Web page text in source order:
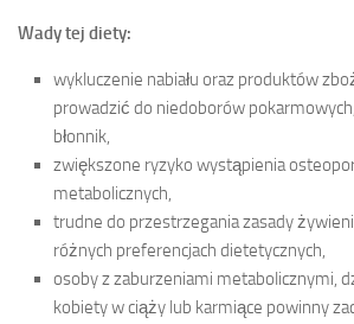
Wady tej diety:
wykluczenie nabiału oraz produktów
prowadzić do niedoborów
błonnik,
zwiększone ryzyko wystąpienia
metabolicznych,
trudne do przestrzegania zasady
różnych preferencjach dietetycznych,
osoby z zaburzeniami metabolicznymi,
kobiety w ciąży lub karmiące powinny